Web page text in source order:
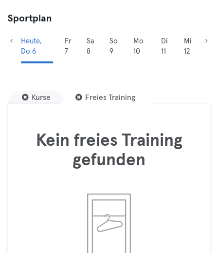
Sportplan
Heute,
Do 6
Fr
7
Sa
8
So
9
Mo
10
Di
11
Mi
12
Kurse Freies Training
Kein freies Training
gefunden